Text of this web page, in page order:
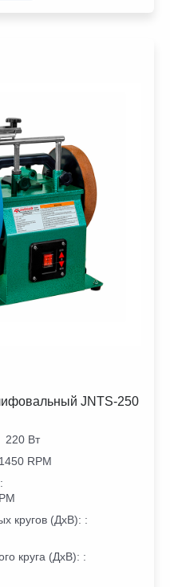
JNTS-250
220 Вт
1450 RPM
:
кругов (ДхВ): :
круга (ДхВ): :